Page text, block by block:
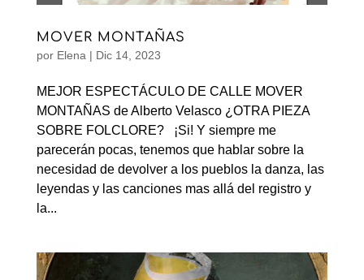
MOVER MONTAÑAS
por Elena | Dic 14, 2023
MEJOR ESPECTÁCULO DE CALLE MOVER
MONTAÑAS de Alberto Velasco ¿OTRA PIEZA
SOBRE FOLCLORE? ¡Si! Y siempre me
parecerán pocas, tenemos que hablar sobre la
necesidad de devolver a los pueblos la danza, las
leyendas y las canciones mas allá del registro y
la...